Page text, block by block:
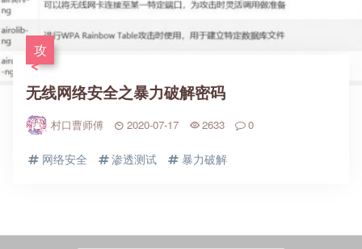
攻
无线网络安全之暴力破解密码
村口曹师傅 2020-07-17 2633 0
网络安全 渗透测试 暴力破解